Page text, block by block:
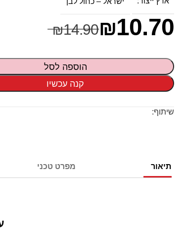
₪14.90₪10.70
הוספה לסל
קנה עכשיו
שיתוף:
תיאור מפרט טכני